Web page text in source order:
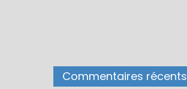
Commentaires récents